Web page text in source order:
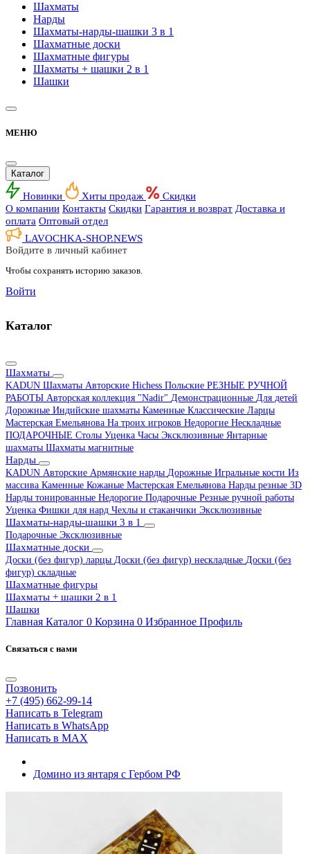
Шахматы
Нарды
Шахматы-нарды-шашки 3 в 1
Шахматные доски
Шахматные фигуры
Шахматы + шашки 2 в 1
Шашки
МЕНЮ
Каталог
Новинки Хиты продаж
Скидки
О компании Контакты Скидки Гарантия и возврат Доставка и
оплата Оптовый отдел
LAVOCHKA-SHOP.NEWS
Войдите в личный кабинет
Чтобы сохранять историю заказов.
Войти
Каталог
Шахматы
KADUN Шахматы Авторские Hichess Польские РЕЗНЫЕ РУЧНОЙ
РАБОТЫ Авторская коллекция "Nadir" Демонстрационные Для детей
Дорожные Индийские шахматы Каменные Классические Ларцы
Мастерская Емельянова На троих игроков Недорогие Нескладные
ПОДАРОЧНЫЕ Столы Уценка Часы Эксклюзивные Янтарные
шахматы Шахматы магнитные
Нарды
KADUN Авторские Армянские нарды Дорожные Игральные кости Из
массива Каменные Кожаные Мастерская Емельянова Нарды резные 3D
Нарды тонированные Недорогие Подарочные Резные ручной работы
Уценка Фишки для нард Чехлы и стаканчики Эксклюзивные
Шахматы-нарды-шашки 3 в 1
Подарочные Эксклюзивные
Шахматные доски
Доски (без фигур) ларцы Доски (без фигур) нескладные Доски (без
фигур) складные
Шахматные фигуры
Шахматы + шашки 2 в 1
Шашки
Главная Каталог 0 Корзина 0 Избранное Профиль
Связаться с нами
Позвонить
+7 (495) 662-99-14
Написать в Telegram
Написать в WhatsApp
Написать в MAX
Домино из янтаря с Гербом РФ